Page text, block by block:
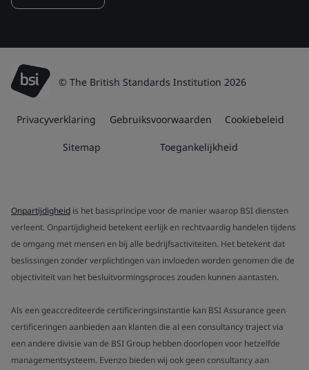
© The British Standards Institution 2026
Privacyverklaring Gebruiksvoorwaarden Cookiebeleid
Sitemap Toegankelijkheid
Onpartijdigheid is het basisprincipe voor de manier waarop BSI diensten
verleent. Onpartijdigheid betekent eerlijk en rechtvaardig handelen tijdens
de omgang met mensen en bij alle bedrijfsactiviteiten. Het betekent dat
beslissingen zonder verplichtingen van invloeden worden genomen die de
objectiviteit van het besluitvormingsproces zouden kunnen aantasten.
Als een geaccrediteerde certificeringsinstantie kan BSI Assurance geen
certificeringen aanbieden aan klanten die al een consultancy traject via
een andere divisie van de BSI Group hebben doorlopen voor hetzelfde
managementsysteem. Evenzo bieden wij ook geen consultancy aan